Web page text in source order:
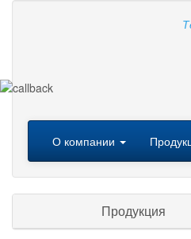
Т
О компании
Продукция